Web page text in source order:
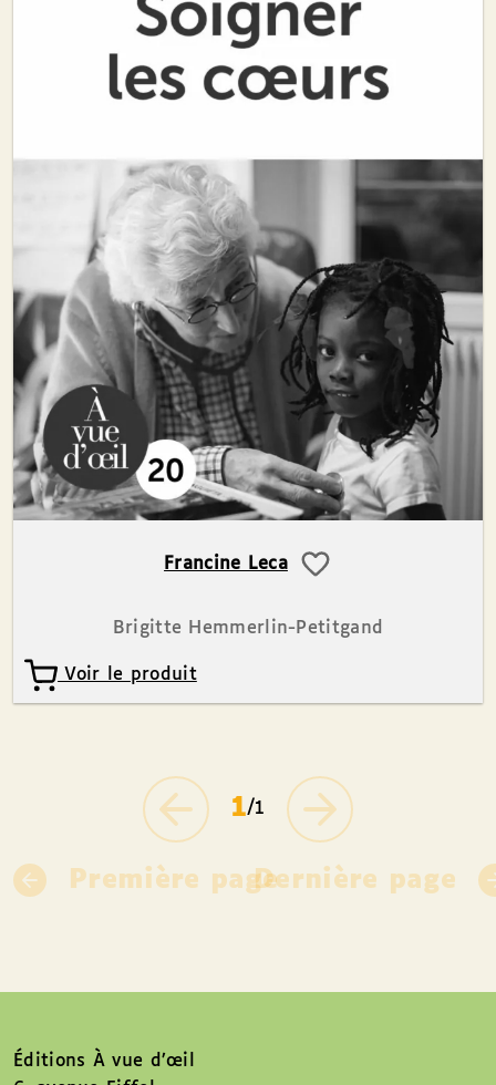
Francine Leca
Brigitte Hemmerlin-Petitgand
Voir le produit
Première page
1/1
Dernière page
Éditions À vue d’œil